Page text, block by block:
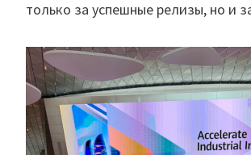
только за успешные релизы, но и